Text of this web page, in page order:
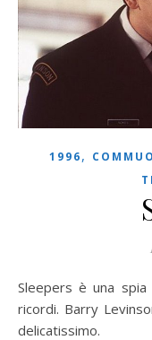
1996,
Sleepers è una spia luminosa nella nostra moralità e nei
ricordi. Barry
delicatissimo.